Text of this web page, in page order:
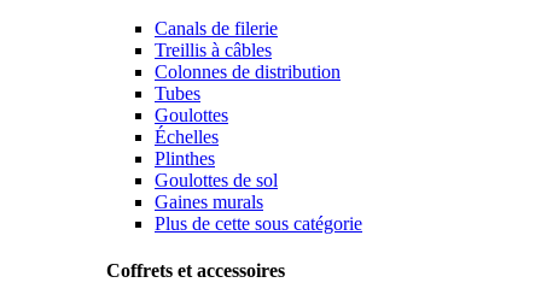
Canals de filerie
Treillis à câbles
Colonnes de distribution
Tubes
Goulottes
Échelles
Plinthes
Goulottes de sol
Gaines murals
Plus de cette sous catégorie
Coffrets et accessoires